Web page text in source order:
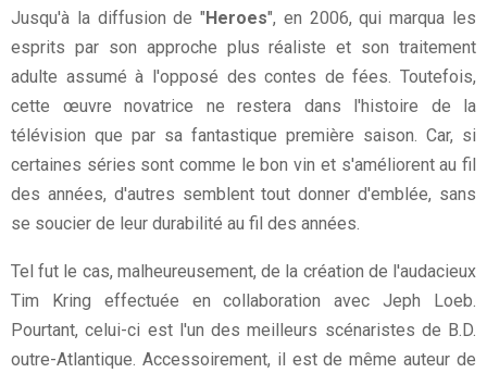
Jusqu'à la diffusion de "Heroes", en 2006, qui marqua les
esprits par son approche plus réaliste et son traitement
adulte assumé à l'opposé des contes de fées. Toutefois,
cette œuvre novatrice ne restera dans l'histoire de la
télévision que par sa fantastique première saison. Car, si
certaines séries sont comme le bon vin et s'améliorent au fil
des années, d'autres semblent tout donner d'emblée, sans
se soucier de leur durabilité au fil des années.
Tel fut le cas, malheureusement, de la création de l'audacieux
Tim Kring effectuée en collaboration avec Jeph Loeb.
Pourtant, celui-ci est l'un des meilleurs scénaristes de B.D.
outre-Atlantique. Accessoirement, il est de même auteur de